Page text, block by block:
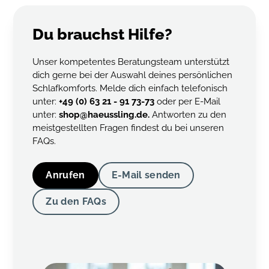
Du brauchst Hilfe?
Unser kompetentes Beratungsteam unterstützt
dich gerne bei der Auswahl deines persönlichen
Schlafkomforts. Melde dich einfach telefonisch
unter:+49 (0) 63 21 - 91 73-73 oder per E-Mail
unter:shop@haeussling.de.Antworten zu den
meistgestellten Fragen findest du bei unseren
FAQs.
Anrufen E-Mail senden
Zu den FAQs